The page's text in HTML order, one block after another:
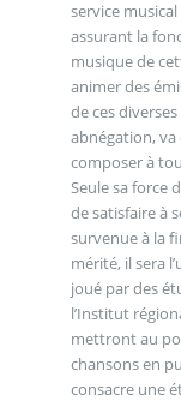
service
assurant la
musique de
animer des
de ces
abnégation,
composer à
Seule sa force
de satisfaire à
survenue à la
mérité, il sera
joué par des
l’Institut
mettront au
chansons en
consacre une